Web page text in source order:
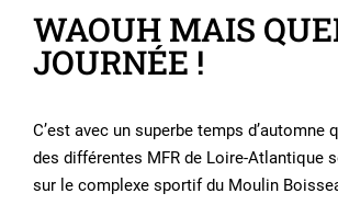
WAOUH MAIS
JOURNÉE !
C’est avec un superbe temps d’automne
des différentes MFR de Loire-Atlantique
sur le complexe sportif du Moulin